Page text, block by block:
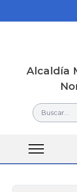
Alcaldía
Buscar...